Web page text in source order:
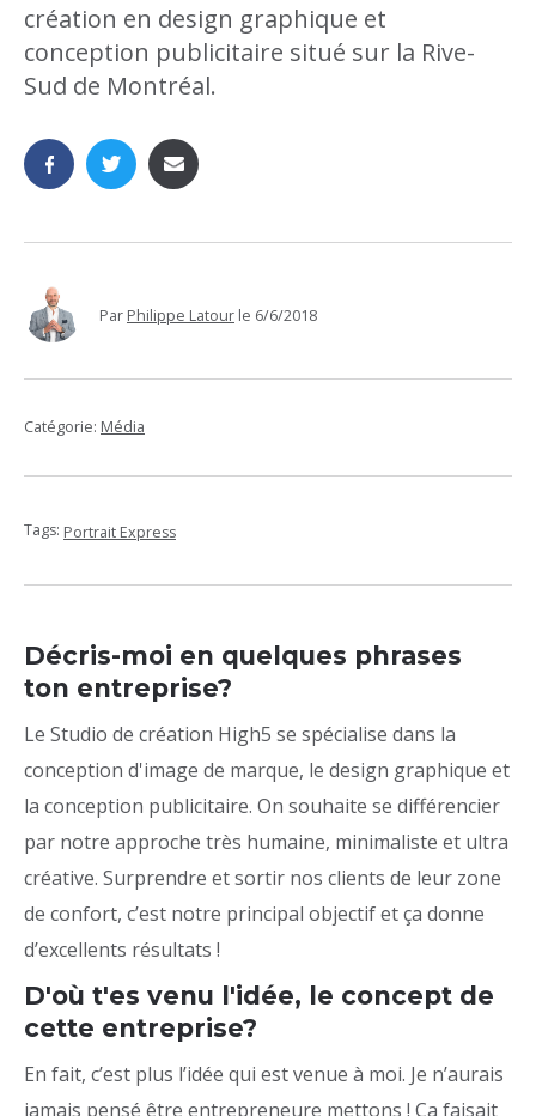
création en design graphique et
conception publicitaire situé sur la Rive-
Sud de Montréal.
Par Philippe Latour le 6/6/2018
Catégorie: Média
Tags: Portrait Express
Décris-moi en quelques phrases
ton entreprise?
Le Studio de création High5 se spécialise dans la
conception d'image de marque, le design graphique et
la conception publicitaire. On souhaite se différencier
par notre approche très humaine, minimaliste et ultra
créative. Surprendre et sortir nos clients de leur zone
de confort, c’est notre principal objectif et ça donne
d’excellents résultats !
D'où t'es venu l'idée, le concept de
cette entreprise?
En fait, c’est plus l’idée qui est venue à moi. Je n’aurais
jamais pensé être entrepreneure mettons ! Ça faisait